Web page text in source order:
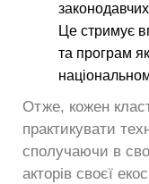
Це стримує
та програм
Отже, кожен
практикувати
сполучаючи в
акторів своєї